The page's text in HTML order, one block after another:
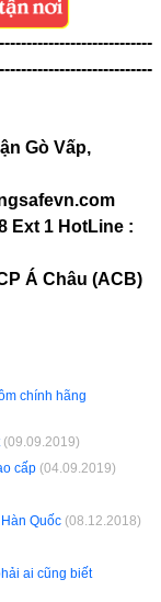
Gò Vấp,
Ext 1 HotLine :
Á Châu (ACB)
chính hãng
(09.09.2019)
cấp (04.09.2019)
Quốc (08.12.2018)
ai cũng biết